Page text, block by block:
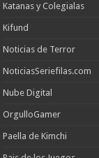
Katanas y Colegialas
Kifund
Noticias de Terror
NoticiasSeriefilas.com
Nube Digital
OrgulloGamer
Paella de Kimchi